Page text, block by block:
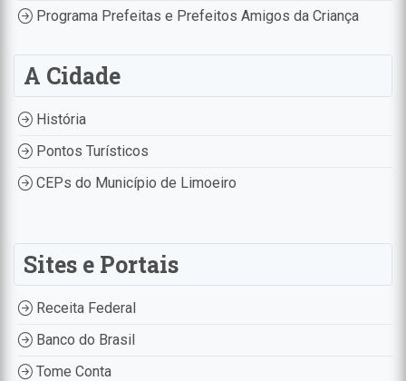
Programa Prefeitas e Prefeitos Amigos da Criança
A Cidade
História
Pontos Turísticos
CEPs do Município de Limoeiro
Sites e Portais
Receita Federal
Banco do Brasil
Tome Conta